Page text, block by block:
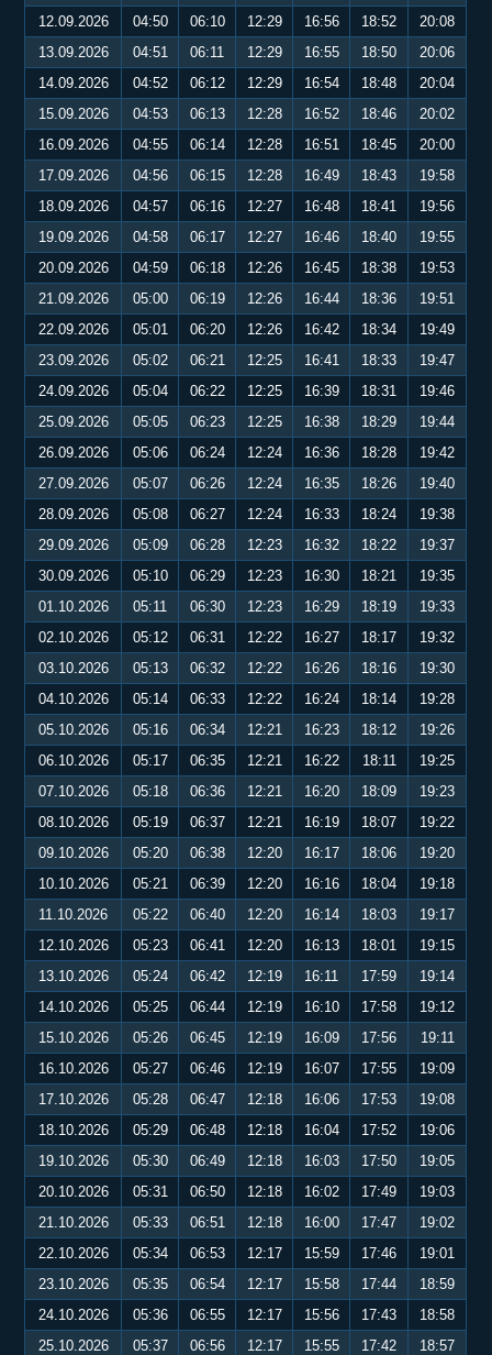
12.09.2026
04:50 06:10 12:29 16:56 18:52
20:08
13.09.2026
04:51 06:11 12:29 16:55 18:50
20:06
14.09.2026
04:52 06:12 12:29 16:54 18:48
20:04
15.09.2026
04:53 06:13 12:28 16:52 18:46
20:02
16.09.2026
04:55 06:14 12:28 16:51 18:45
20:00
17.09.2026
04:56 06:15 12:28 16:49 18:43
19:58
18.09.2026
04:57 06:16 12:27 16:48 18:41
19:56
19.09.2026
04:58 06:17 12:27 16:46 18:40
19:55
20.09.2026
04:59 06:18 12:26 16:45 18:38
19:53
21.09.2026
05:00 06:19 12:26 16:44 18:36
19:51
22.09.2026
05:01 06:20 12:26 16:42 18:34
19:49
23.09.2026
05:02 06:21 12:25 16:41 18:33
19:47
24.09.2026
05:04 06:22 12:25 16:39 18:31
19:46
25.09.2026
05:05 06:23 12:25 16:38 18:29
19:44
26.09.2026
05:06 06:24 12:24 16:36 18:28
19:42
27.09.2026
05:07 06:26 12:24 16:35 18:26
19:40
28.09.2026
05:08 06:27 12:24 16:33 18:24
19:38
29.09.2026
05:09 06:28 12:23 16:32 18:22
19:37
30.09.2026
05:10 06:29 12:23 16:30 18:21
19:35
01.10.2026
05:11 06:30 12:23 16:29 18:19
19:33
02.10.2026
05:12 06:31 12:22 16:27 18:17
19:32
03.10.2026
05:13 06:32 12:22 16:26 18:16
19:30
04.10.2026
05:14 06:33 12:22 16:24 18:14
19:28
05.10.2026
05:16 06:34 12:21 16:23 18:12
19:26
06.10.2026
05:17 06:35 12:21 16:22 18:11
19:25
07.10.2026
05:18 06:36 12:21 16:20 18:09
19:23
08.10.2026
05:19 06:37 12:21 16:19 18:07
19:22
09.10.2026
05:20 06:38 12:20 16:17 18:06
19:20
10.10.2026
05:21 06:39 12:20 16:16 18:04
19:18
11.10.2026
05:22 06:40 12:20 16:14 18:03
19:17
12.10.2026
05:23 06:41 12:20 16:13 18:01
19:15
13.10.2026
05:24 06:42 12:19 16:11 17:59
19:14
14.10.2026
05:25 06:44 12:19 16:10 17:58
19:12
15.10.2026
05:26 06:45 12:19 16:09 17:56
19:11
16.10.2026
05:27 06:46 12:19 16:07 17:55
19:09
17.10.2026
05:28 06:47 12:18 16:06 17:53
19:08
18.10.2026
05:29 06:48 12:18 16:04 17:52
19:06
19.10.2026
05:30 06:49 12:18 16:03 17:50
19:05
20.10.2026
05:31 06:50 12:18 16:02 17:49
19:03
21.10.2026
05:33 06:51 12:18 16:00 17:47
19:02
22.10.2026
05:34 06:53 12:17 15:59 17:46
19:01
23.10.2026
05:35 06:54 12:17 15:58 17:44
18:59
24.10.2026
05:36 06:55 12:17 15:56 17:43
18:58
25.10.2026
05:37 06:56 12:17 15:55 17:42
18:57